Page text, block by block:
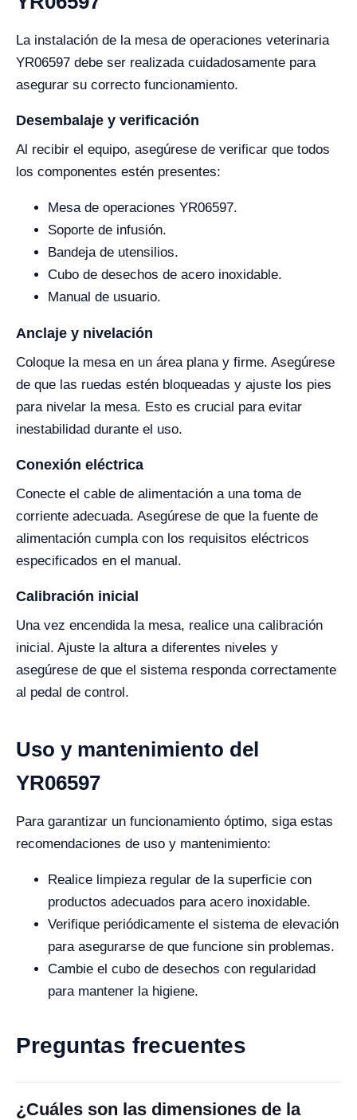
La instalación de la mesa de operaciones veterinaria
YR06597 debe ser realizada cuidadosamente para
asegurar su correcto funcionamiento.
Desembalaje y verificación
Al recibir el equipo, asegúrese de verificar que todos
los componentes estén presentes:
Mesa de operaciones YR06597.
Soporte de infusión.
Bandeja de utensilios.
Cubo de desechos de acero inoxidable.
Manual de usuario.
Anclaje y nivelación
Coloque la mesa en un área plana y firme. Asegúrese
de que las ruedas estén bloqueadas y ajuste los pies
para nivelar la mesa. Esto es crucial para evitar
inestabilidad durante el uso.
Conexión eléctrica
Conecte el cable de alimentación a una toma de
corriente adecuada. Asegúrese de que la fuente de
alimentación cumpla con los requisitos eléctricos
especificados en el manual.
Calibración inicial
Una vez encendida la mesa, realice una calibración
inicial. Ajuste la altura a diferentes niveles y
asegúrese de que el sistema responda correctamente
al pedal de control.
Uso y mantenimiento del
YR06597
Para garantizar un funcionamiento óptimo, siga estas
recomendaciones de uso y mantenimiento:
Realice limpieza regular de la superficie con
productos adecuados para acero inoxidable.
Verifique periódicamente el sistema de elevación
para asegurarse de que funcione sin problemas.
Cambie el cubo de desechos con regularidad
para mantener la higiene.
Preguntas frecuentes
¿Cuáles son las dimensiones de la